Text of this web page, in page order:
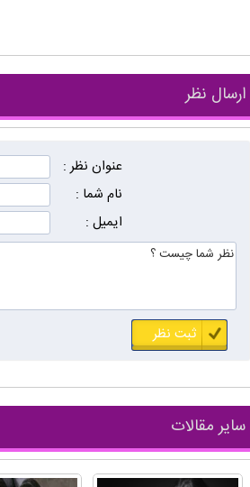
ارسال نظر
عنوان نظر :
نام شما :
ایمیل :
سایر مقالات